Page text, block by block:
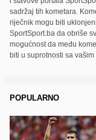
sadržaj tih kometara.
riječnik mogu biti
SportSport.ba da obriše
mogućnost da među
biti u suprotnosti sa vašim
POPULARNO